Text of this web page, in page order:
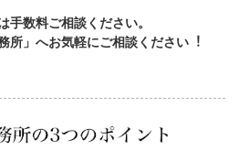
手数料ご相談ください。
所」へお気軽にご相談ください︕